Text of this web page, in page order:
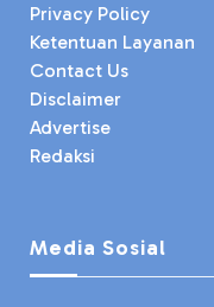
Privacy Policy
Ketentuan Layanan
Contact Us
Disclaimer
Advertise
Redaksi
Media Sosial